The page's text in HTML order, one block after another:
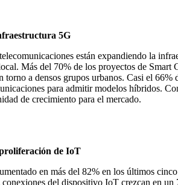
5G
están expandiendo la
Más del 70% de los proyectos de
torno a densos grupos urbanos. Casi el
para admitir modelos híbridos.
de crecimiento para el mercado.
de IoT
en más del 82% en los últimos
conexiones del dispositivo IoT crezcan en